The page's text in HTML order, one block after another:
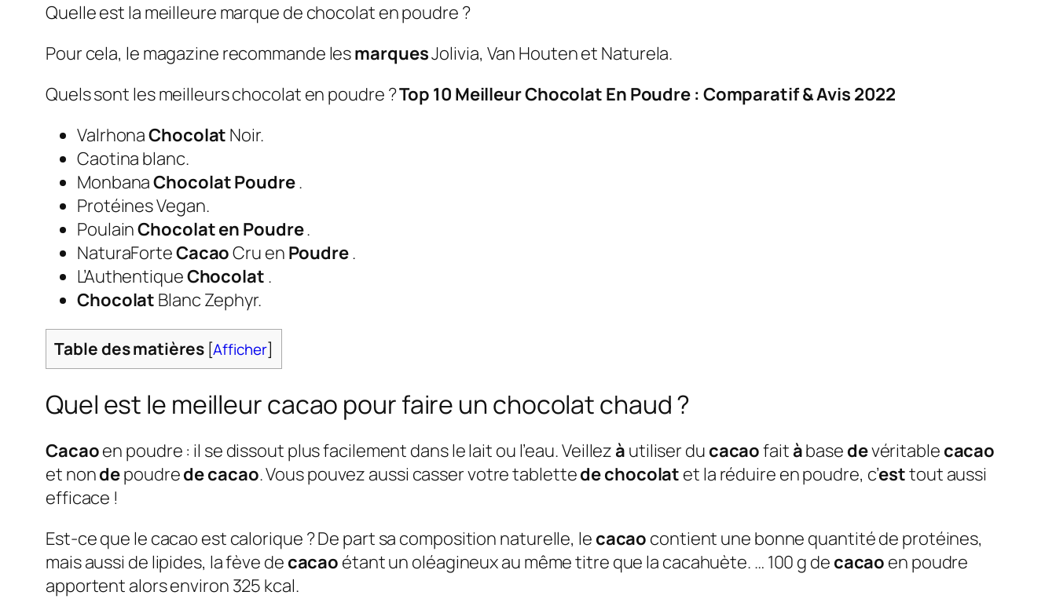
Quelle est la meilleure marque de chocolat en poudre ?
Pour cela, le magazine recommande lesmarquesJolivia, Van Houten et Naturela.
Quels sont les meilleurs chocolat en poudre ?Top 10 Meilleur Chocolat En Poudre : Comparatif & Avis 2022
ValrhonaChocolat Noir.
Caotina blanc.
MonbanaChocolat Poudre.
Protéines Vegan.
PoulainChocolat en Poudre.
NaturaForteCacaoCru en Poudre.
L’AuthentiqueChocolat .
Chocolat Blanc Zephyr.
Table des matières [Afficher]
Quel est le meilleur cacao pour faire un chocolat chaud ?
Cacaoen poudre : il se dissout plus facilement dans le lait ou l’eau. Veillezà utiliser du cacaofaitàbase devéritable cacao
et nondepoudrede cacao. Vous pouvez aussi casser votre tablettede chocolat et la réduire en poudre, c’esttout aussi
efficace !
Est-ce que le cacao est calorique ? De part sa composition naturelle, le cacao contient une bonne quantité de protéines,
mais aussi de lipides, la fève de cacao étant un oléagineux au même titre que la cacahuète. … 100 g de cacao en poudre
apportent alors environ 325 kcal.